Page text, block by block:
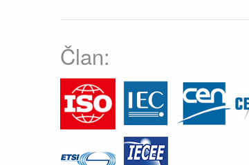
Član: